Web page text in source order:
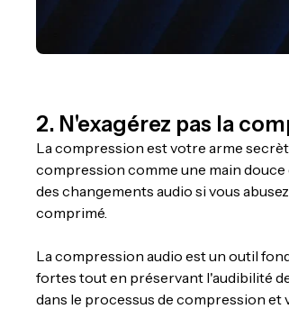
2. N'exagérez pas la
La compression est votre arme
compression comme une main douce
des changements audio si vous
comprimé.
La compression audio est un outil
fortes tout en préservant l'audibilité
dans le processus de compression